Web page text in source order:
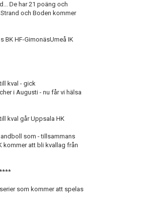
De har 21 poäng och
och Boden kommer
BK HF-GimonäsUmeå IK
kval - gick
i Augusti - nu får vi hälsa
kval går Uppsala HK
som - tillsammans
kommer att bli kvallag från
som kommer att spelas